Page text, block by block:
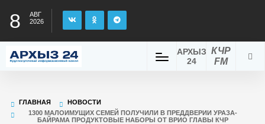
8
АВГ
2026
КЧР
FM
АРХЫЗ
24
ГЛАВНАЯ
НОВОСТИ
1300 МАЛОИМУЩИХ СЕМЕЙ ПОЛУЧИЛИ В ПРЕДДВЕРИИ УРАЗА-
БАЙРАМА ПРОДУКТОВЫЕ НАБОРЫ ОТ ВРИО ГЛАВЫ КЧР